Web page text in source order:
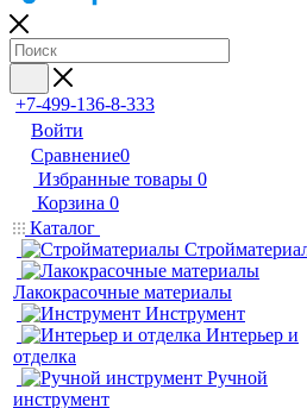
+7-499-136-8-333
Войти
Сравнение0
Избранные товары 0
Корзина 0
Каталог
Лакокрасочные материалы
Инструмент
Интерьер и
отделка
Ручной
инструмент